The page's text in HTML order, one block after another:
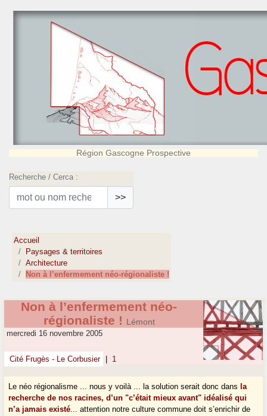
Région Gascogne Prospective
Recherche / Cerca :
>>
Accueil
Paysages & territoires
Architecture
Non à l’enfermement néo-régionaliste !
Non à l’enfermement néo-
régionaliste ! Lémont
mercredi 16 novembre 2005
Cité Frugès - Le Corbusier 1
Le néo régionalisme ... nous y voilà ... la solution serait donc dans la
recherche de nos racines, d’un "c’était mieux avant" idéalisé qui
n’a jamais existé... attention notre culture commune doit s’enrichir de